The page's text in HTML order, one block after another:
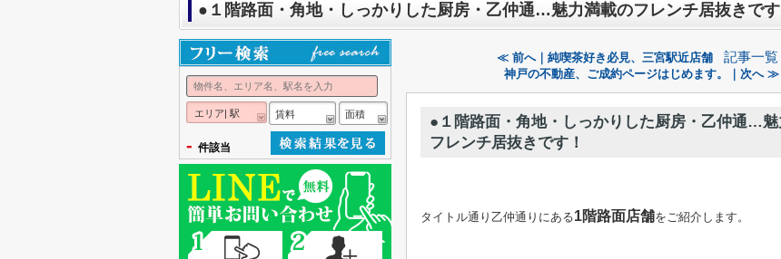
●１階路面・角地・しっかりした厨房・乙仲通…魅力満載のフレンチ居抜きです
≪ 前へ｜純喫茶好き必見、三宮駅近店舗 記事一覧
神戸の不動産、ご成約ページはじめます。｜次へ ≫
●１階路面・角地・しっかりした厨房・乙仲通…
フレンチ居抜きです！
タイトル通り乙仲通りにある1階路面店舗をご紹介します。
エリア| 駅 賃料 面積
- 件該当